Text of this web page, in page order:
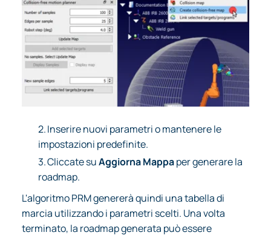
2.Inserire nuovi parametri o mantenere le
impostazioni predefinite.
3.Cliccate suAggiorna Mappaper generare la
roadmap.
L'algoritmo PRM genererà quindi una tabella di
marcia utilizzando i parametri scelti. Una volta
terminato, la roadmap generata può essere